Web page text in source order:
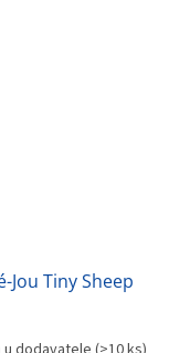
Jou Tiny Sheep